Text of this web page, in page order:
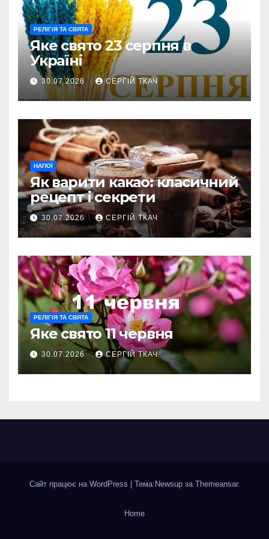
РЕЛІГІЯ ТА СВЯТА
Яке свято 23 серпня в
Україні
30.07.2026 СЕРГІЙ ТКАЧ
НАПОЇ
Як варити какао: класичний
рецепт і секрети
30.07.2026 СЕРГІЙ ТКАЧ
РЕЛІГІЯ ТА СВЯТА
Яке свято 11 червня
30.07.2026 СЕРГІЙ ТКАЧ
Сайт працює на WordPress Тема:Newsup за Themeansar.
Home